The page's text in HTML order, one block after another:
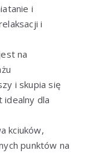
i
i
na
i skupia się
idealny dla
kciuków,
punktów na